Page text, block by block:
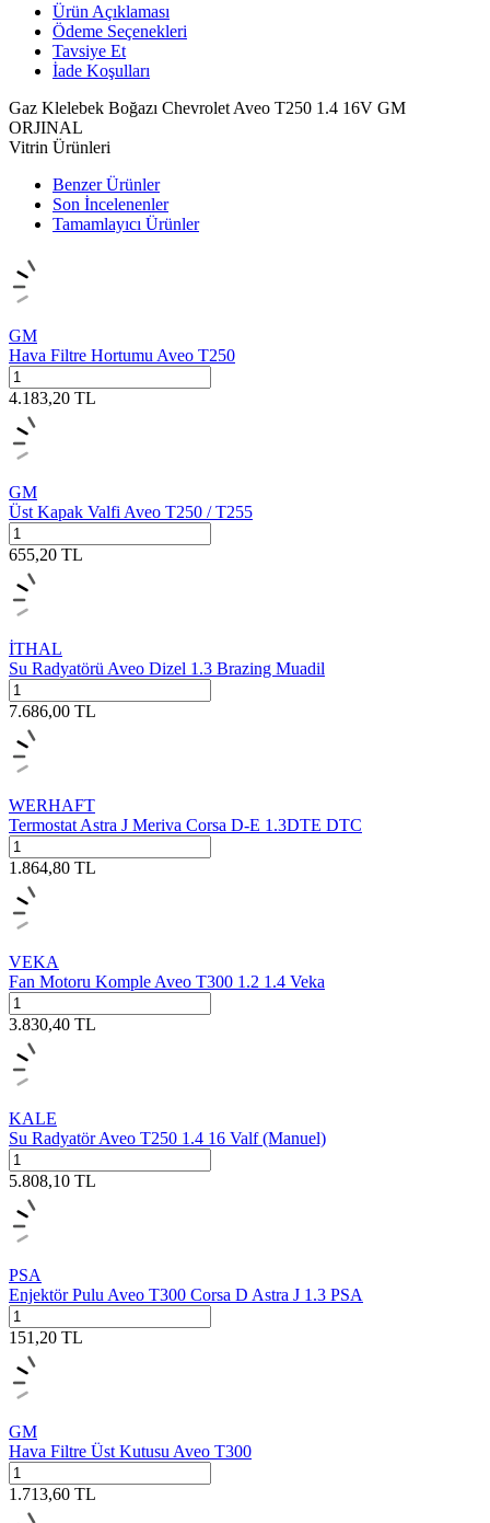
Ürün Açıklaması
Ödeme Seçenekleri
Tavsiye Et
İade Koşulları
Gaz Klelebek Boğazı Chevrolet Aveo T250 1.4 16V GM
ORJINAL
Vitrin Ürünleri
Benzer Ürünler
Son İncelenenler
Tamamlayıcı Ürünler
GM
Hava Filtre Hortumu Aveo T250
4.183,20 TL
GM
Üst Kapak Valfi Aveo T250 / T255
655,20 TL
İTHAL
Su Radyatörü Aveo Dizel 1.3 Brazing Muadil
7.686,00 TL
WERHAFT
Termostat Astra J Meriva Corsa D-E 1.3DTE DTC
1.864,80 TL
VEKA
Fan Motoru Komple Aveo T300 1.2 1.4 Veka
3.830,40 TL
KALE
Su Radyatör Aveo T250 1.4 16 Valf (Manuel)
5.808,10 TL
PSA
Enjektör Pulu Aveo T300 Corsa D Astra J 1.3 PSA
151,20 TL
GM
Hava Filtre Üst Kutusu Aveo T300
1.713,60 TL